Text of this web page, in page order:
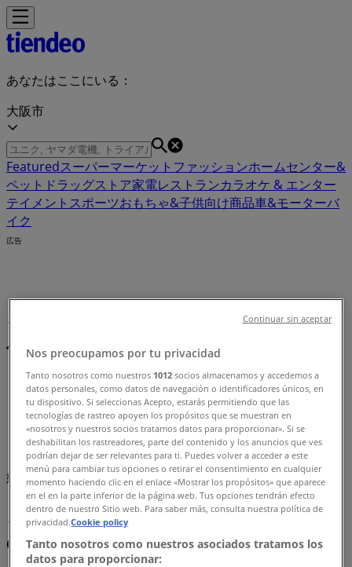
あなたはここにいる：
大阪市
Featuredスーパーマーケット ファッションホームセンター&
ペット ドラッグストア家電レストランカラオケ & エンター
テイメント スポーツおもちゃ&子供向け商品車&モーターバ
イク
広告
メキシコ料理：カタログ、クーポン、
バーゲン、セール (0)
Tiendeo»
オファー»
メキシコ料理
まもなく メキシコ料理 のカタログ・クーポンの掲載を開
始！
メキシコ料理, オファーを全てあなた
の手に
Nos preocupamos por tu privacidad
Tanto nosotros como nuestros 1012 socios almacenamos y accedemos a
datos personales, como datos de navegación o identificadores únicos, en
tu dispositivo. Si seleccionas Acepto, estarás permitiendo que las
tecnologías de rastreo apoyen los propósitos que se muestran en
«nosotros y nuestros socios tratamos datos para proporcionar». Si se
deshabilitan los rastreadores, parte del contenido y los anuncios que ves
podrían dejar de ser relevantes para ti. Puedes volver a acceder a este
menú para cambiar tus opciones o retirar el consentimiento en cualquier
momento haciendo clic en el enlace «Mostrar los propósitos» que aparece
en el en la parte inferior de la página web. Tus opciones tendrán efecto
dentro de nuestro Sitio web. Para saber más, consulta nuestra política de
privacidad.Cookie policy
Tanto nosotros como nuestros asociados tratamos los
datos para proporcionar:
Continuar sin aceptar